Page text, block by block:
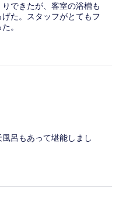
できたが、客室の浴槽も
た。スタッフがとてもフ
。
呂もあって堪能しまし